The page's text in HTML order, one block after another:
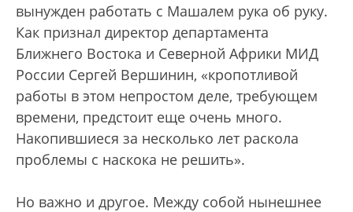
вынужден работать с Машалем рука об руку.
Как признал директор департамента
Ближнего Востока и Северной Африки МИД
России Сергей Вершинин, «кропотливой
работы в этом непростом деле, требующем
времени, предстоит еще очень много.
Накопившиеся за несколько лет раскола
проблемы с наскока не решить».
Но важно и другое. Между собой нынешнее